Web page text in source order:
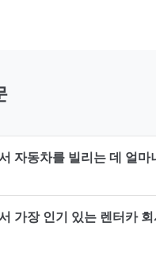
자동차를 빌리는 데 얼마
가장 인기 있는 렌터카 회